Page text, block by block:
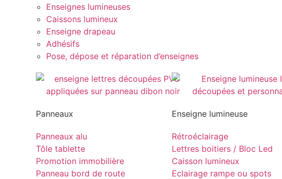
Enseignes lumineuses
Caissons lumineux
Enseigne drapeau
Adhésifs
Pose, dépose et réparation d’enseignes
Panneaux
Panneaux alu
Tôle tablette
Promotion immobilière
Panneau bord de route
Enseigne lumineuse
Rétroéclairage
Lettres boitiers / Bloc Led
Caisson lumineux
Eclairage rampe ou spots